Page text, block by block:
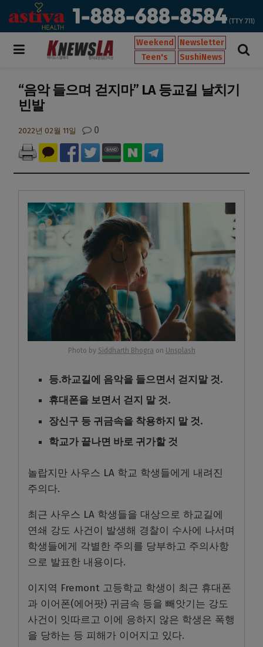
Weekend
Newsletter
Teen's
SushiNews
“음악 들으며 걷지마” LA 등교길 날치기
빈발
2022년 02월 11일 0
Photo by Siddharth Bhogra on Unsplash
등.하교길에 음악을 들으면서 걷지말 것.
휴대폰을 보면서 걷지 말 것.
장신구 등 귀금속을 착용하지 말 것.
학교가 끝나면 바로 귀가할 것
놀랍지만 사우스 LA 학교 학생들에게 내려진
주의다.
최근 사우스 LA 학생들을 대상으로 하교길에
연쇄 강도 사건이 발생해 경찰이 수사에 나서며
학생들에게 각별한 주의를 당부하고 주의사항
으로 발표한 내용이다.
이지역 Fremont 고등학교 학생이 최근 휴대폰
과 이어폰(에어팟) 귀금속 등을 빼앗기는 강도
사건이 잇따르고 이에 응하지 않은 학생은 폭행
을 당하는 등 피해가 이어지고 있다.